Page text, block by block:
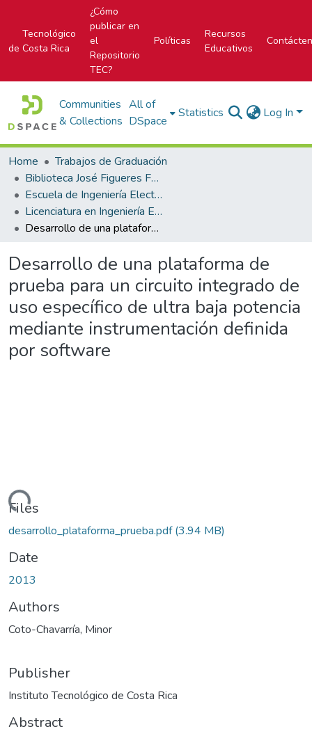
Tecnológico
de Costa Rica
¿Cómo
publicar en
el
Repositorio
TEC?
Políticas
Recursos
Educativos
Communities
& Collections
All of
DSpace
Statistics Log In
Home
Trabajos de Graduación
Biblioteca José Figueres Ferrer
Escuela de Ingeniería Electrónica
Licenciatura en Ingeniería Electrónica
Desarrollo de una plataforma de prueba para un circuito integrado de uso específico de ultra baja potencia mediante instrumentación definida por software
Desarrollo de una plataforma de
prueba para un circuito integrado de
uso específico de ultra baja potencia
mediante instrumentación definida
por software
Files
desarrollo_plataforma_prueba.pdf(3.94 MB)
Date
2013
Authors
Coto-Chavarría, Minor
Publisher
Instituto Tecnológico de Costa Rica
Abstract